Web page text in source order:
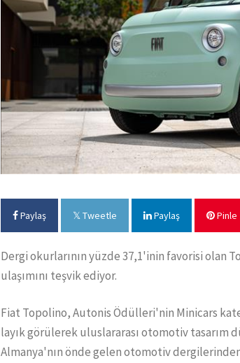
Paylaş Tweetle Paylaş Pinle
Dergi okurlarının yüzde 37,1'inin favorisi olan
ulaşımını teşvik ediyor.
Fiat Topolino, Autonis Ödülleri'nin Minicars
layık görülerek uluslararası otomotiv tasarım
Almanya'nın önde gelen otomotiv